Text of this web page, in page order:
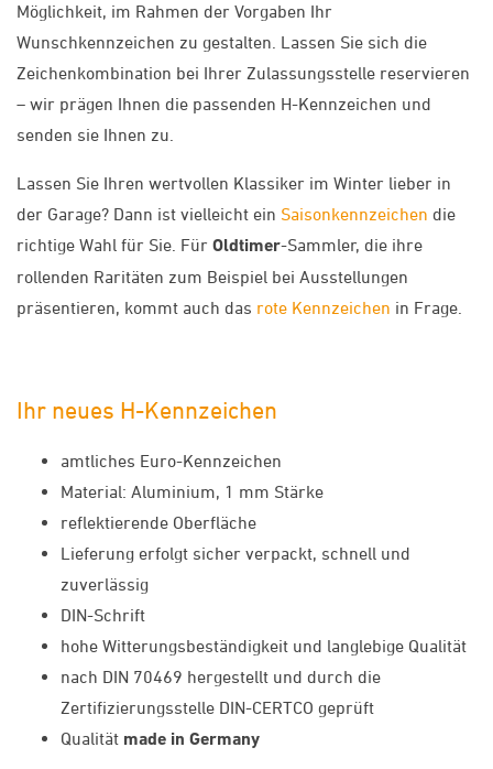
Möglichkeit, im Rahmen der Vorgaben Ihr
Wunschkennzeichen zu gestalten. Lassen Sie sich die
Zeichenkombination bei Ihrer Zulassungsstelle reservieren
– wir prägen Ihnen die passenden H-Kennzeichen und
senden sie Ihnen zu.
Lassen Sie Ihren wertvollen Klassiker im Winter lieber in
der Garage? Dann ist vielleicht ein Saisonkennzeichen die
richtige Wahl für Sie. Für Oldtimer-Sammler, die ihre
rollenden Raritäten zum Beispiel bei Ausstellungen
präsentieren, kommt auch das rote Kennzeichen in Frage.
Ihr neues H-Kennzeichen
amtliches Euro-Kennzeichen
Material: Aluminium, 1 mm Stärke
reflektierende Oberfläche
Lieferung erfolgt sicher verpackt, schnell und
zuverlässig
DIN-Schrift
hohe Witterungsbeständigkeit und langlebige Qualität
nach DIN 70469 hergestellt und durch die
Zertifizierungsstelle DIN-CERTCO geprüft
Qualität made in Germany